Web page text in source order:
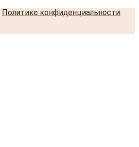
Политике конфиденциальности.